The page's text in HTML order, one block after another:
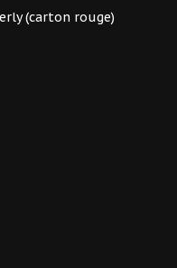
(carton rouge)